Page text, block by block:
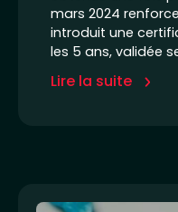
mars 2024
introduit une
les 5 ans, validée
Lire la suite